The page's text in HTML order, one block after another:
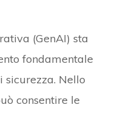
(GenAI) sta
fondamentale
Nello
consentire le